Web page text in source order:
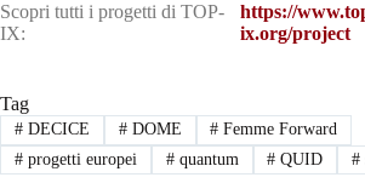
Scopri tutti i progetti di TOP-
IX:
https://
ix.org/project
Tag
#DECICE #DOME # Femme Forward
#progetti europei #quantum # QUID #